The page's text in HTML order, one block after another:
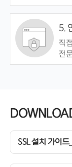
5.
직
전
SSL 설치 가이